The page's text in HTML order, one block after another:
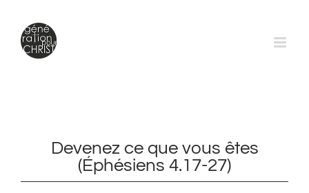
contenu
Devenez ce que vous êtes
(Éphésiens 4.17-27)